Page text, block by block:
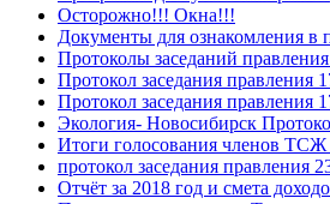
Осторожно!!! Окна!!!
Документы для ознакомления в
Протоколы заседаний
Протокол заседания правления
Протокол заседания правления
Экология- Новосибирск
Итоги голосования членов ТСЖ
протокол заседания правления
Отчёт за 2018 год и смета